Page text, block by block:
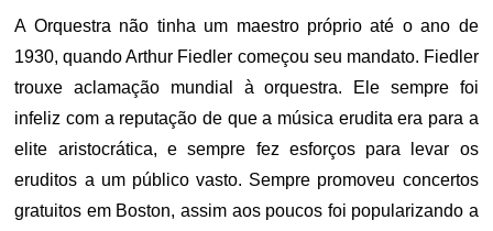
A Orquestra não tinha um maestro próprio até o ano de
1930, quando Arthur Fiedler começou seu mandato. Fiedler
trouxe aclamação mundial à orquestra. Ele sempre foi
infeliz com a reputação de que a música erudita era para a
elite aristocrática, e sempre fez esforços para levar os
eruditos a um público vasto. Sempre promoveu concertos
gratuitos em Boston, assim aos poucos foi popularizando a